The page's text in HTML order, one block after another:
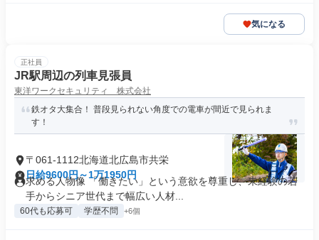
気になる
正社員
JR駅周辺の列車見張員
東洋ワークセキュリティ 株式会社
鉄オタ大集合！ 普段見られない角度での電車が間近で見られま
す！
〒061-1112北海道北広島市共栄
日給9600円～1万1950円
求める人物像 「働きたい」という意欲を尊重し、未経験の若
手からシニア世代まで幅広い人材...
60代も応募可 学歴不問 +6個